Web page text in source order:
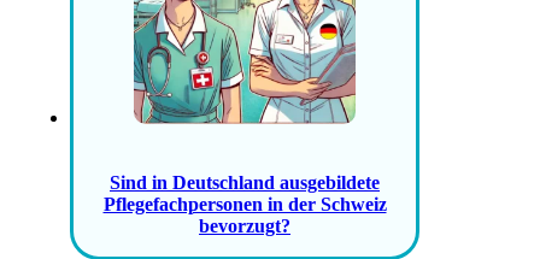
Sind in Deutschland ausgebildete
Pflegefachpersonen in der Schweiz
bevorzugt?